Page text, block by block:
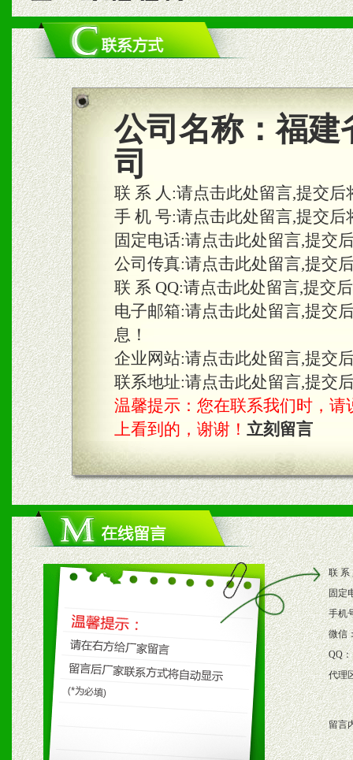
二、市场保护
1、统一市场价格；建立全
商利润。
2、区域独家经营；建立区
合作关系。
三、物料及媒体
1、免费提供体验及宣传彩
2、不定期在各大知名网站
知名度和影响力。
3、根据地方实际情况提供
具。
四、市场操作及支持
1、根据区域市场协助制定
2、根据具体情况公司给予
3、根据市场需要，派驻区
保产品顺利销售。
4、根据市场情况公司给予
购支持。
五、退换货制度
公司名称：福建
司
联 系 人:请点击此处留言,提交
手 机 号:请点击此处留言,提交
固定电话:请点击此处留言,提交
公司传真:请点击此处留言,提交
联 系 QQ:请点击此处留言,提交
电子邮箱:请点击此处留言,提交
息！
企业网站:请点击此处留言,提交
联系地址:请点击此处留言,提交
温馨提示：您在联系我们时，请
上看到的，谢谢！ 立刻留言
联 系
固定
手机
微信
QQ：
代理
留言